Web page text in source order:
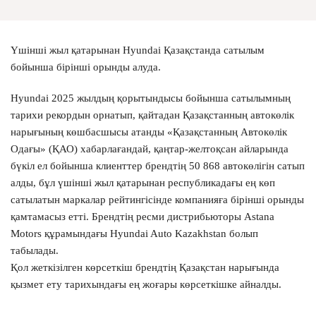
Үшінші жыл қатарынан Hyundai Қазақстанда сатылым
бойынша бірінші орынды алуда.
Hyundai 2025 жылдың қорытындысы бойынша сатылымның
тарихи рекордын орнатып, қайтадан Қазақстанның автокөлік
нарығының көшбасшысы атанды «Қазақстанның Автокөлік
Одағы» (ҚАО) хабарлағандай, қаңтар-желтоқсан айларында
бүкіл ел бойынша клиенттер брендтің 50 868 автокөлігін сатып
алды, бұл үшінші жыл қатарынан республикадағы ең көп
сатылатын маркалар рейтингісінде компанияға бірінші орынды
қамтамасыз етті. Брендтің ресми дистрибьюторы Astana
Motors құрамындағы Hyundai Auto Kazakhstan болып
табылады.
Қол жеткізілген көрсеткіш брендтің Қазақстан нарығында
қызмет ету тарихындағы ең жоғары көрсеткішке айналды.